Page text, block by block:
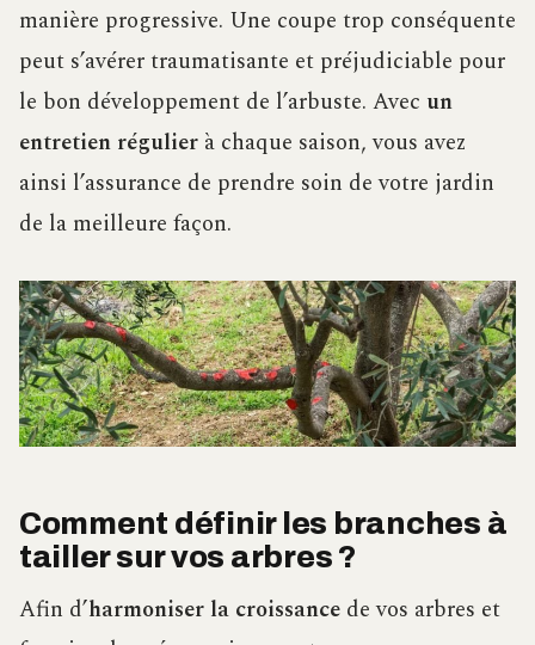
manière progressive. Une coupe trop conséquente
peut s’avérer traumatisante et préjudiciable pour
le bon développement de l’arbuste. Avec un
entretien régulier à chaque saison, vous avez
ainsi l’assurance de prendre soin de votre jardin
de la meilleure façon.
Comment définir les branches à
tailler sur vos arbres ?
Afin d’harmoniser la croissance de vos arbres et